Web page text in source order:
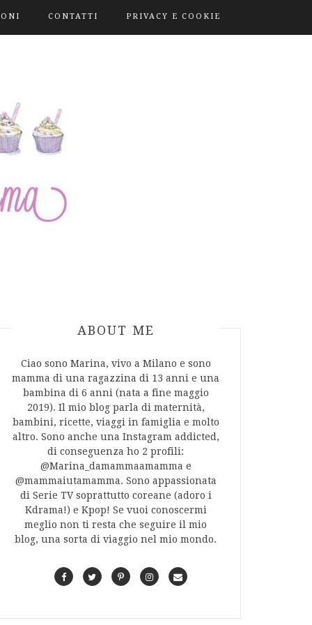
CONTATTI PRIVACY E COOKIE
ABOUT AUTHOR
ABOUT ME
Ciao sono Marina, vivo a Milano e sono
mamma di una ragazzina di 13 anni e una
bambina di 6 anni (nata a fine maggio
2019). Il mio blog parla di maternità,
bambini, ricette, viaggi in famiglia e molto
altro. Sono anche una Instagram addicted,
di conseguenza ho 2 profili:
@Marina_damammaamamma e
@mammaiutamamma. Sono appassionata
di Serie TV soprattutto coreane (adoro i
Kdrama!) e Kpop! Se vuoi conoscermi
meglio non ti resta che seguire il mio
blog, una sorta di viaggio nel mio mondo.
F
T
P
I
C